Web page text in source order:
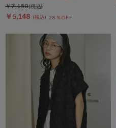
￥5,148 28％OFF
￥7,150